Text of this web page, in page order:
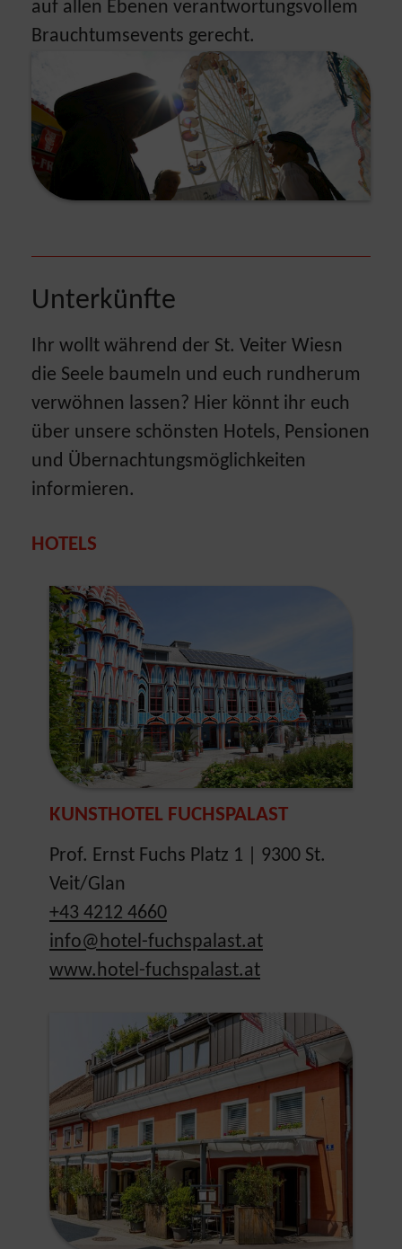
Show larger version
auf allen Ebenen verantwortungsvollem
Brauchtumsevents gerecht.
Unterkünfte
Ihr wollt während der St. Veiter Wiesn
die Seele baumeln und euch rundherum
verwöhnen lassen? Hier könnt ihr euch
über unsere schönsten Hotels, Pensionen
und Übernachtungsmöglichkeiten
informieren.
HOTELS
Show larger version
KUNSTHOTEL FUCHSPALAST
Prof. Ernst Fuchs Platz 1 | 9300 St.
Veit/Glan
+43 4212 4660
info@hotel-fuchspalast.at
www.hotel-fuchspalast.at
Show larger version for: